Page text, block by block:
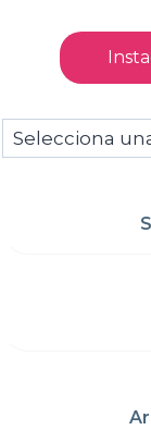
Selecciona
una